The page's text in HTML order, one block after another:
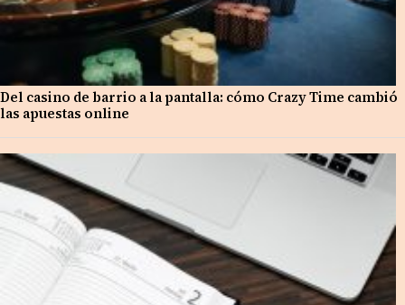
Del casino de barrio a la pantalla: cómo Crazy Time cambió
las apuestas online